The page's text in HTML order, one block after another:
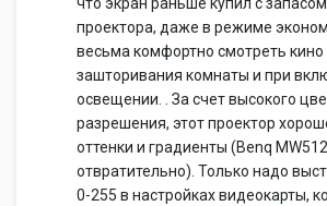
проектора, даже в режиме
весьма комфортно смотреть кино
зашторивания комнаты и при
освещении. . За счет высокого
разрешения, этот проектор
оттенки и градиенты (Benq
отвратительно). Только надо
0-255 в настройках видеокарты,